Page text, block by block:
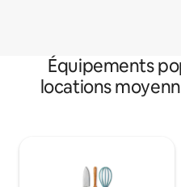
Équipements
locations